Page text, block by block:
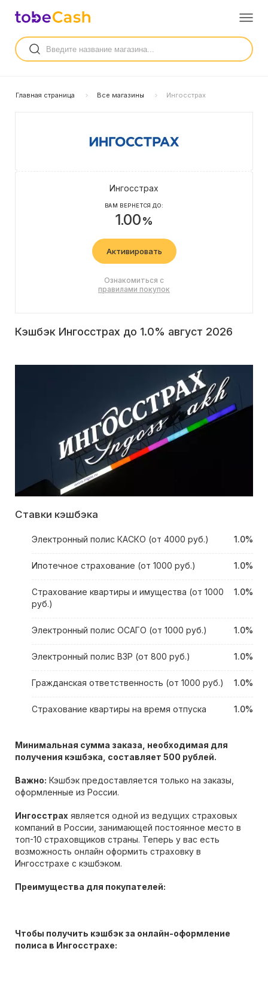
Главная страница Все магазины Ингосстрах
Ингосстрах
ВАМ ВЕРНЕТСЯ ДО:
1.00%
Активировать
Ознакомиться с
правилами покупок
Кэшбэк Ингосстрах до 1.0% август 2026
Ставки кэшбэка
Электронный полис КАСКО (от 4000 руб.) 1.0%
Ипотечное страхование (от 1000 руб.) 1.0%
Страхование квартиры и имущества (от 1000
руб.)
1.0%
Электронный полис ОСАГО (от 1000 руб.) 1.0%
Электронный полис ВЗР (от 800 руб.) 1.0%
Гражданская ответственность (от 1000 руб.) 1.0%
Страхование квартиры на время отпуска 1.0%
Минимальная сумма заказа, необходимая для
получения кэшбэка, составляет 500 рублей.
Важно: Кэшбэк предоставляется только на заказы,
оформленные из России.
Ингосстрах является одной из ведущих страховых
компаний в России, занимающей постоянное место в
топ-10 страховщиков страны. Теперь у вас есть
возможность онлайн оформить страховку в
Ингосстрахе с кэшбэком.
Преимущества для покупателей:
Чтобы получить кэшбэк за онлайн-оформление
полиса в Ингосстрахе: